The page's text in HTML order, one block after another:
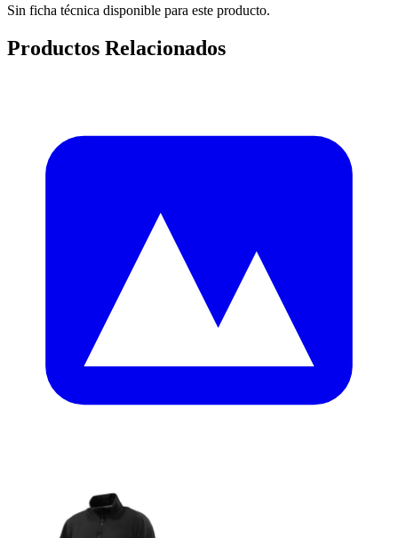
Sin ficha técnica disponible para este producto.
Productos Relacionados